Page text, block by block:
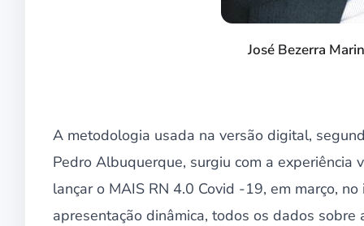
José Bezerra
A metodologia usada na versão digital,
Pedro Albuquerque, surgiu com a experiência
lançar o MAIS RN 4.0 Covid -19, em março,
apresentação dinâmica, todos os dados